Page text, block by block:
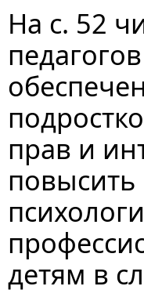
На с. 52
прав и
повысить
детям в